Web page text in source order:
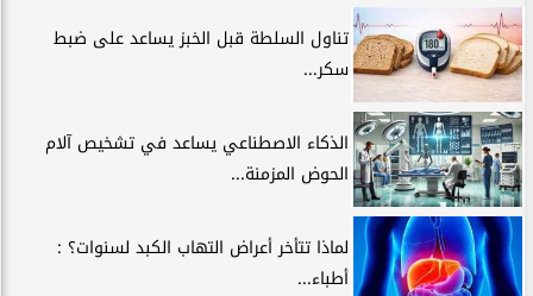
تناول السلطة قبل الخبز يساعد على ضبط
سكر...
الذكاء الاصطناعي يساعد في تشخيص آلام
الحوض المزمنة...
لماذا تتأخر أعراض التهاب الكبد لسنوات؟ :
أطباء...